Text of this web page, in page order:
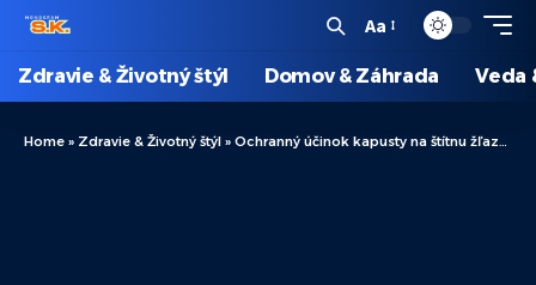
Aa
Zdravie & Životný štýl Domov & Záhrada Veda
Home » Zdravie & Životný štýl » Ochranný účinok kapusty na štítnu žľazu: Ako táto zelenina podporuje hormonálnu rovnováhu?